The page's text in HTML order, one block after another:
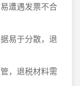
遭遇发票不合
易于分散，退
，退税材料需